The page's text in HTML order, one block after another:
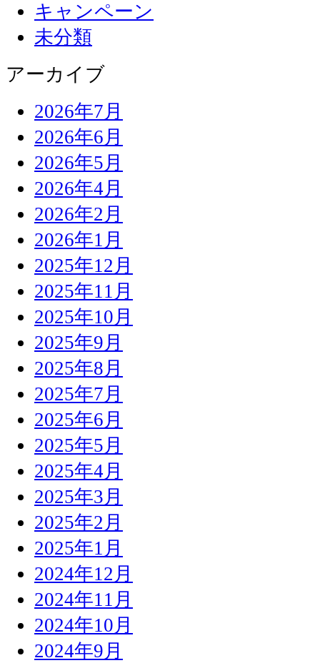
キャンペーン
未分類
アーカイブ
2026年7月
2026年6月
2026年5月
2026年4月
2026年2月
2026年1月
2025年12月
2025年11月
2025年10月
2025年9月
2025年8月
2025年7月
2025年6月
2025年5月
2025年4月
2025年3月
2025年2月
2025年1月
2024年12月
2024年11月
2024年10月
2024年9月